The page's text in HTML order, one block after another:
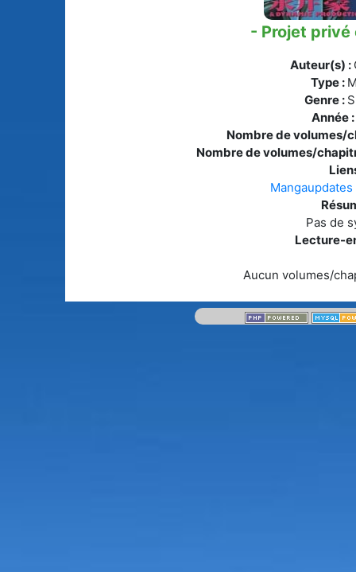
Mangas licenciés
Tous les mangas
- Projet
Auteur(s) :
Type :
Genre :
Année :
Nombre de volumes/
Nombre de volumes/
Mangaupdates
Pas de
Lecture-
Aucun volumes/